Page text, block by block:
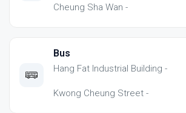
Cheung Sha Wan -
Bus
Hang Fat Industrial Building -
Kwong Cheung Street -